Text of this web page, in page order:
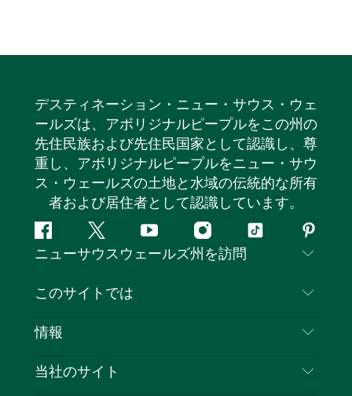
デスティネーション・ニュー・サウス・ウェ
ールズは、アボリジナルピープルをこの州の
先住民族および先住民国家として認識し、尊
重し、アボリジナルピープルをニュー・サウ
ス・ウェールズの土地と水域の伝統的な所有
者および居住者として認識しています。
フ
ェ
ス
ッ
ツ
イ
タ
ユ
ー
イ
ン
テ
ピ
ン
レ
ト
ニューサウスウェールズ州を訪問
お問い合わせ
クッキーに関する通知
このサイトでは
目的地
情報
旅行情報
当社のサイト